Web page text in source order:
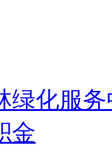
绿化服
金